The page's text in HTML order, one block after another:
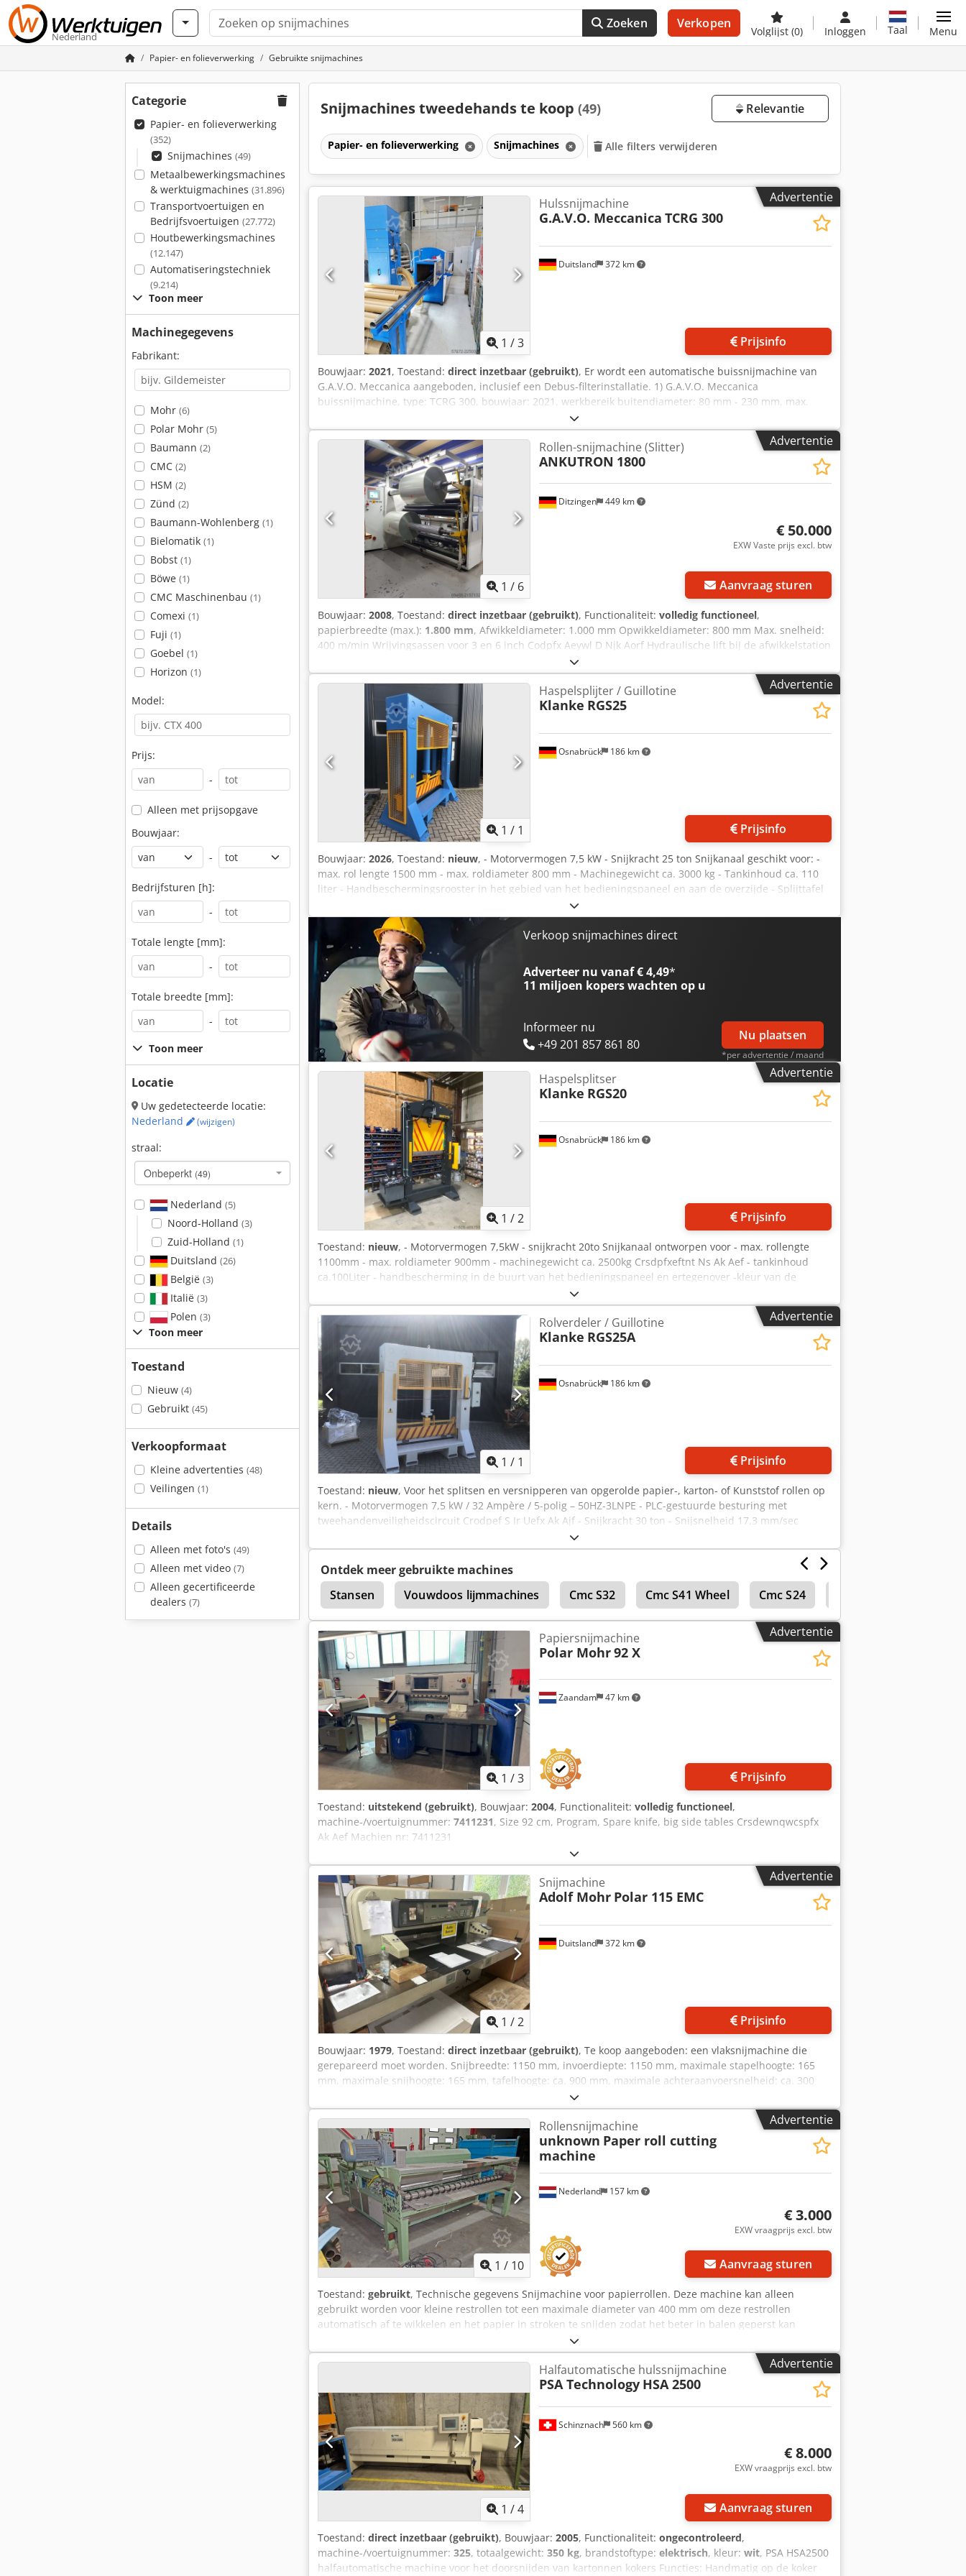
Nederland
Zoeken Verkopen
Volglijst (0) Inloggen Taal Menu
Papier- en folieverwerking Gebruikte snijmachines
Categorie
Papier- en folieverwerking
(352)
Snijmachines (49)
Metaalbewerkingsmachines
& werktuigmachines (31.896)
Transportvoertuigen en
Bedrijfsvoertuigen (27.772)
Houtbewerkingsmachines
(12.147)
Automatiseringstechniek
(9.214)
Toon meer
Machinegegevens
Fabrikant:
Mohr (6)
Polar Mohr (5)
Baumann (2)
CMC (2)
HSM (2)
Zünd (2)
Baumann-Wohlenberg (1)
Bielomatik (1)
Bobst (1)
Böwe (1)
CMC Maschinenbau (1)
Comexi (1)
Fuji (1)
Goebel (1)
Horizon (1)
Model:
Prijs:
-
Alleen met prijsopgave
Bouwjaar:
-
Bedrijfsturen [h]:
-
Totale lengte [mm]:
-
Totale breedte [mm]:
-
Toon meer
Locatie
Uw gedetecteerde locatie:
Nederland
(wijzigen)
straal:
Onbeperkt (49)
Nederland (5)
Noord-Holland (3)
Zuid-Holland (1)
Duitsland (26)
België (3)
Italië (3)
Polen (3)
Toon meer
Toestand
Nieuw (4)
Gebruikt (45)
Verkoopformaat
Kleine advertenties (48)
Veilingen (1)
Details
Alleen met foto's (49)
Alleen met video (7)
Alleen gecertificeerde
dealers (7)
Snijmachines tweedehands te koop (49) Relevantie
Papier- en folieverwerking Snijmachines Alle filters verwijderen
Advertentie
1 /3
Duitsland 372 km
Hulssnijmachine
G.A.V.O. Meccanica TCRG 300
Prijsinfo
Bouwjaar: 2021, Toestand: direct inzetbaar (gebruikt), Er wordt een automatische buissnijmachine van
G.A.V.O. Meccanica aangeboden, inclusief een Debus-filterinstallatie. 1) G.A.V.O. Meccanica
buissnijmachine, type: TCRG 300, bouwjaar: 2021, werkbereik buitendiameter: 80 mm - 230 mm, max.
buitendiameter optioneel: 330 mm, max. opname lengte: 3000 mm, max. snijlengte: 3000 mm, min.
snijlengte: 15 mm, min. wanddikte bij kartonnen buizen: ca. 4-5 mm, min. wanddikte bij kunststof buizen:
ca. 2-3 mm, capaciteit: ca. 180-300 sneden/uur, besturing: Siemens, tolerantie snijlengte: +/- 0,3 mm. 2)
Debus-filterinstallatie, type: DES DUS 1813, bouwjaar: 2018, zuigvermogen: 30 m³/min. Documentatie
aanwezig. Bezichtiging mogelijk na overleg. Crodjzrzn Dopfx Ak Aef
Advertentie
1 / 6
Ditzingen 449 km
Rollen-snijmachine (Slitter)
ANKUTRON 1800
€ 50.000
EXW Vaste prijs excl. btw
Aanvraag sturen
Bouwjaar: 2008, Toestand: direct inzetbaar (gebruikt), Functionaliteit: volledig functioneel,
papierbreedte (max.): 1.800 mm, Afwikkeldiameter: 1.000 mm Opwikkeldiameter: 800 mm Max. snelheid:
400 m/min Wrijvingsassen voor 3 en 6 inch Codpfx Aeywl D Njk Aorf Hydraulische lift bij de afwikkelstation
Aankleeftafel Baanrandbesturing Tidland meshouders, 20 stuks Halfautomatisch messeninsteeksysteem
van Tidland Receptenbeheer Laserpositionering We kunnen de machine ook demonteren en laden, op
vrachtwagen of zeecontainer, op onze kosten.
Advertentie
1 / 1
Osnabrück 186 km
Haspelsplijter / Guillotine
Klanke RGS25
Prijsinfo
Bouwjaar: 2026, Toestand: nieuw, - Motorvermogen 7,5 kW - Snijkracht 25 ton Snijkanaal geschikt voor: -
max. rol lengte 1500 mm - max. roldiameter 800 mm - Machinegewicht ca. 3000 kg - Tankinhoud ca. 110
liter - Handbeschermingsrooster in het gebied van het bedieningspaneel en aan de overzijde - Splijttafel
in rechte uitvoering - Documentatie 2-voudig Duits (1x in tekstvorm, 1x op CD) - Kleurstelling RAL 5012 –
lichtblauw Beschermrooster/mesbalk RAL 1028 melonengeel Cjded Tfzdjpfx Ak Aorf Machine op voorraad
– direct leverbaar Prijs en meer informatie op aanvraagVerkoop snijmachines direct
Adverteer nu vanaf € 4,49*
11 miljoen koperswachten op u
Informeer nu
+49 201 857 861 80
Nu plaatsen
*per advertentie / maand
Advertentie
1 /2
Osnabrück 186 km
Haspelsplitser
Klanke RGS20
Prijsinfo
Toestand: nieuw, - Motorvermogen 7,5kW - snijkracht 20to Snijkanaal ontworpen voor - max. rollengte
1100mm - max. roldiameter 900mm - machinegewicht ca. 2500kg Crsdpfxeftnt Ns Ak Aef - tankinhoud
ca.100Liter - handbescherming in de buurt van het bedieningspaneel en ertegenover -kleur van de
behuizing RAL naar wens van de klant beschermrooster/mesbalk RAL 1028 meloengeel Bestelde goederen
Prijs en verdere informatie op aanvraag
Advertentie
1 / 1
Osnabrück 186 km
Rolverdeler / Guillotine
Klanke RGS25A
Prijsinfo
Toestand: nieuw, Voor het splitsen en versnipperen van opgerolde papier-, karton- of Kunststof rollen op
kern. - Motorvermogen 7,5 kW / 32 Ampère / 5-polig – 50HZ-3LNPE - PLC-gestuurde besturing met
tweehandenveiligheidscircuit Crodpef S Ir Uefx Ak Ajf - Snijkracht 30 ton - Snijsnelheid 17,3 mm/sec
Snijkanaal ontworpen voor: - max. rollengte 1500mm - max. roldiameter 1200mm - Machinegewicht ca.
3000kg -Kleur RAL5012 - lichtblauw Meer informatie en prijs op aanvraag Bestel goederen
Ontdek meer gebruikte machines
Stansen
Vouwdoos lijmmachines Cmc S32 Cmc S41 Wheel Cmc S24
Cmc Spinhoogwerkers
Advertentie
1 /3
Zaandam 47 km
Papiersnijmachine
Polar Mohr92 X
Prijsinfo
Toestand: uitstekend (gebruikt), Bouwjaar: 2004, Functionaliteit: volledig functioneel,
machine-/voertuignummer: 7411231, Size 92 cm, Program, Spare knife, big side tables Crsdewnqwcspfx
Ak Aef Machien nr: 7411231
Advertentie
1 /2
Duitsland 372 km
Snijmachine
Adolf Mohr Polar 115 EMC
Prijsinfo
Bouwjaar: 1979, Toestand: direct inzetbaar (gebruikt), Te koop aangeboden: een vlaksnijmachine die
gerepareerd moet worden. Snijbreedte: 1150 mm, invoerdiepte: 1150 mm, maximale stapelhoogte: 165
mm, maximale snijhoogte: 165 mm, tafelhoogte: ca. 900 mm, maximale achteraanvoersnelheid: ca. 300
mm/s, positioneringsnauwkeurigheid achteraanvoer: 0,01 mm. Kleinste snede zonder vouwplaat: ca. 25
mm, kleinste snede met vouwplaat: ca. 90 mm, persdrukbereik: ca. 150 daN - 4500 daN,
veiligheidspersdruk: 30 daN, maximale mesbewegingen: ca. 45 bewegingen/minuut. Afmetingen machine
(X/Y/Z): ca. 2600 mm/2500 mm/1650 mm, gewicht: ca. 3200 kg. Het meetapparaat functioneert niet correct.
Bezichtiging is mogelijk na overleg. Cedozklfkspfx Ak Aorf
Advertentie
1 / 10
Nederland 157 km
Rollensnijmachine
unknown Paper roll cutting
machine
€ 3.000
EXW vraagprijs excl. btw
Aanvraag sturen
Toestand: gebruikt, Technische gegevens Snijmachine voor papierrollen. Deze machine kan alleen
gebruikt worden voor kleine restrollen tot een maximale diameter van 400 mm om deze restrollen
automatisch af te wikkelen en het papier in stroken te snijden zodat het beter in balen geperst kan
worden. Fabrikant onbekend Type onbekend Csdpfxju Tg Spj Ak Aorf Bouwjaar onbekend Afmetingen
invoertafel voor rollen: Inwendige breedte van rolhouder 2.195 mm Inwendige hoogte van rolhouder 465
mm Totale transportafmetingen van de invoertafel: 2.650 x 1.300 x 2.150 mm (B x H x D) Afmetingen
rolsnijder: Binnenbreedte van snijas 2.250 mm Totale transportafmetingen rolsnijder: 3.050 x 1.550 x 550
mm (B x H x D) Opmerkingen: Er zijn geen verdere gegevens of documenten beschikbaar. Bezichtiging is
mogelijk op afspraak. Wij aanvaarden geen aansprakelijkheid voor de technische details of eventuele
fouten.
Advertentie
1 /4
Schinznach 560 km
Halfautomatische hulssnijmachine
PSA Technology HSA 2500
€ 8.000
EXW vraagprijs excl. btw
Aanvraag sturen
Toestand: direct inzetbaar (gebruikt), Bouwjaar: 2005, Functionaliteit: ongecontroleerd,
machine-/voertuignummer: 325, totaalgewicht: 350 kg, brandstoftype: elektrisch, kleur: wit, PSA HSA2500
halfautomatische machine voor het doorsnijden van kartonnen kokers Functies: Handmatig op de koker